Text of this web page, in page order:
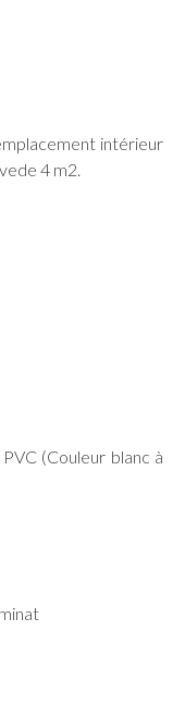
intérieur
4 m2.
(Couleur blanc à